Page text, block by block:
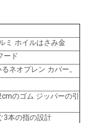
ミ ホイルはさみ金
ード
ネオプレン カバー。
のゴム ジッパーの引
3本の指の設計